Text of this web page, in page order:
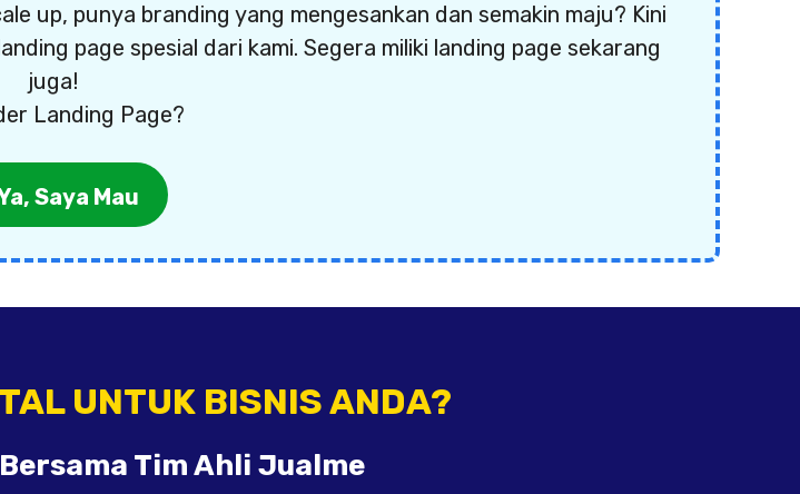
up, punya branding yang mengesankan dan semakin maju? Kini
page spesial dari kami. Segera miliki landing page sekarang
juga!
Landing Page?
Saya Mau
UNTUK BISNIS ANDA?
Tim Ahli Jualme